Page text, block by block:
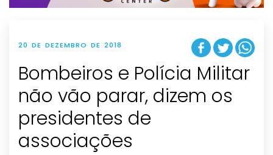
20 DE DEZEMBRO DE 2018
Bombeiros e Polícia Militar
não vão parar, dizem os
presidentes de
associações